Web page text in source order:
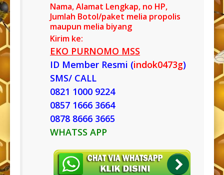
Nama, Alamat Lengkap, no HP,
Jumlah Botol/paket melia propolis
maupun melia biyang
Kirim ke:
EKO PURNOMO MSS
ID Member Resmi (indok0473g)
SMS/ CALL
0821 1000 9224
0857 1666 3664
0878 8666 3665
WHATSS APP